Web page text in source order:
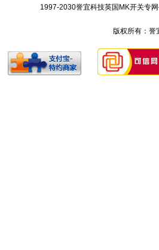
1997-2030誉宜科技英国MK开关专
版权所有：誉